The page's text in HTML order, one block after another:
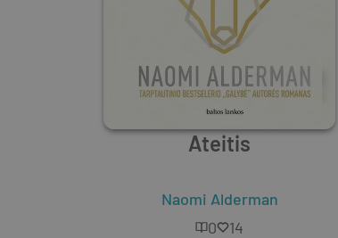
Ateitis
Naomi Alderman
0
14